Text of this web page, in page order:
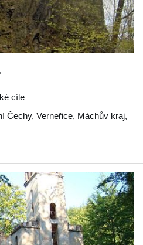
cíle
Čechy, Verneřice, Máchův kraj,